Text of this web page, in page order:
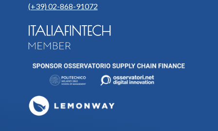
(+39) 02-868-91072